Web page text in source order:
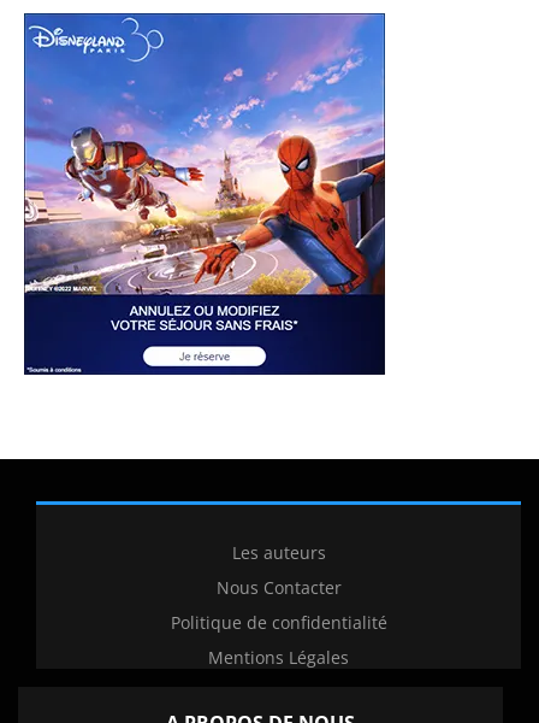
Les auteurs
Nous Contacter
Politique de confidentialité
Mentions Légales